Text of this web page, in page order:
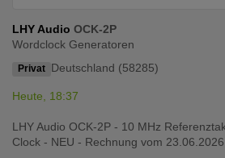
LHY Audio OCK-2P
Wordclock Generatoren
Privat Deutschland (58285)
Heute, 18:37
LHY Audio OCK-2P - 10 MHz
Clock - NEU - Rechnung vom 23.06.2026